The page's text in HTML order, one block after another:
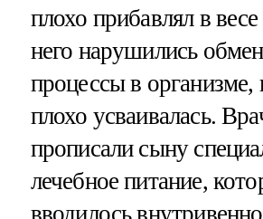
плохо прибавлял в
него нарушились
процессы в
плохо усваивалась.
прописали сыну
лечебное питание,
вводилось